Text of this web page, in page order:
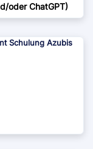
oder ChatGPT)